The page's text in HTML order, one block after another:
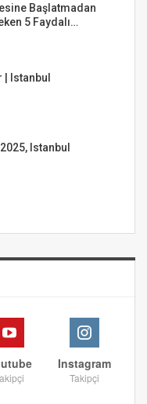
Başlatmadan
5 Faydalı…
Istanbul
Istanbul
Instagram
Takipçi